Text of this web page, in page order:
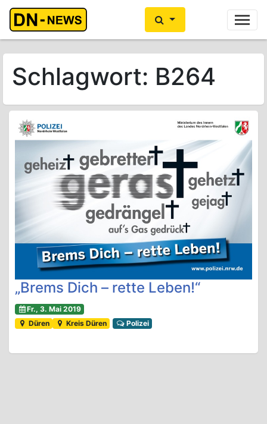
Ihre Anzeige hier? Jetzt informieren
Schlagwort: B264
„Brems Dich – rette Leben!“
Fr., 3. Mai 2019
Düren
Kreis Düren Polizei